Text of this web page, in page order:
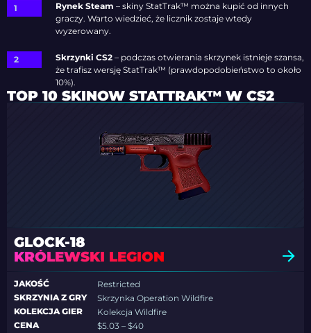
Rynek Steam – skiny StatTrak™ można kupić od innych
graczy. Warto wiedzieć, że licznik zostaje wtedy
wyzerowany.
Skrzynki CS2 – podczas otwierania skrzynek istnieje szansa,
że trafisz wersję StatTrak™ (prawdopodobieństwo to około
10%).
TOP 10 SKINOW STATTRAK™ W CS2
GLOCK-18
KRÓLEWSKI LEGION
JAKOŚĆ
Restricted
SKRZYNIA Z GRY
Skrzynka Operation Wildfire
KOLEKCJA GIER
Kolekcja Wildfire
CENA
$5.03 – $40